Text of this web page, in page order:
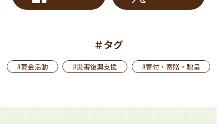
＃タグ
#募金活動 #災害復興支援 #寄付・寄贈・贈呈